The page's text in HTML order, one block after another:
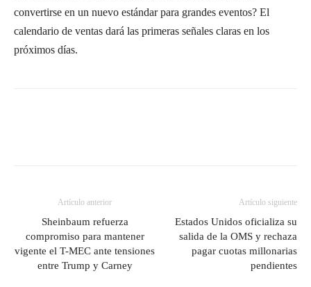
convertirse en un nuevo estándar para grandes eventos? El
calendario de ventas dará las primeras señales claras en los
próximos días.
Artículo anterior
Sheinbaum refuerza
compromiso para mantener
vigente el T-MEC ante tensiones
entre Trump y Carney
Artículo siguiente
Estados Unidos oficializa su
salida de la OMS y rechaza
pagar cuotas millonarias
pendientes